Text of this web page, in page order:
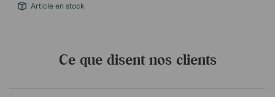
Article en stock
Ce que disent nos clients